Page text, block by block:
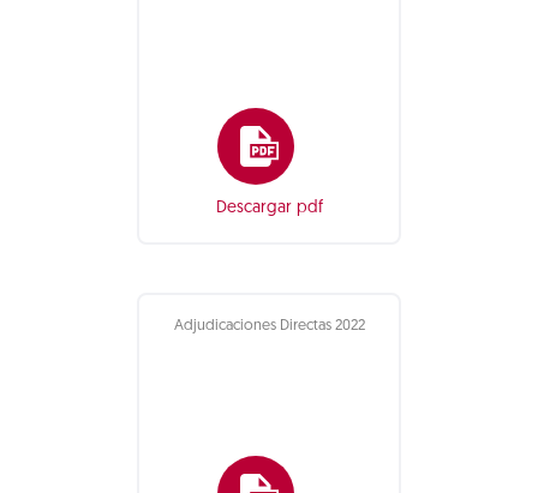
Descargar pdf
Adjudicaciones Directas 2022